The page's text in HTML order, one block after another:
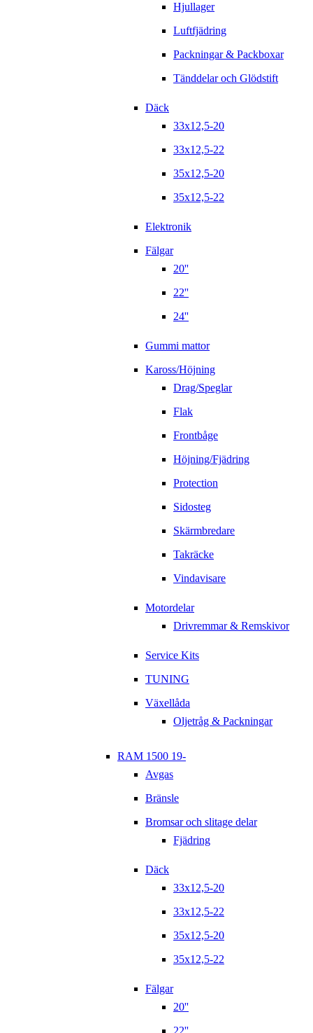
Hjullager
Luftfjädring
Packningar & Packboxar
Tänddelar och Glödstift
Däck
33x12,5-20
33x12,5-22
35x12,5-20
35x12,5-22
Elektronik
Fälgar
20''
22''
24''
Gummi mattor
Kaross/Höjning
Drag/Speglar
Flak
Frontbåge
Höjning/Fjädring
Protection
Sidosteg
Skärmbredare
Takräcke
Vindavisare
Motordelar
Drivremmar & Remskivor
Service Kits
TUNING
Växellåda
Oljetråg & Packningar
RAM 1500 19-
Avgas
Bränsle
Bromsar och slitage delar
Fjädring
Däck
33x12,5-20
33x12,5-22
35x12,5-20
35x12,5-22
Fälgar
20''
22''